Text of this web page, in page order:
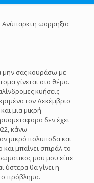
Ανύπαρκτη ωορρηξια
σας κουράσω με
γίνεται στο θέμα.
κυήσεις
τον Δεκέμβριο
μια μικρή
δεν έχει
κάνω
μικρό πολυποδα και
μπαίνει σπιράλ το
μου μου είπε
ύστερα θα γίνει η
πρόβλημα.